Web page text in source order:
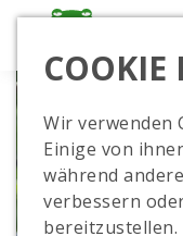
COOKIE
Wir verwenden
Einige von
während
verbessern
bereitzustellen.